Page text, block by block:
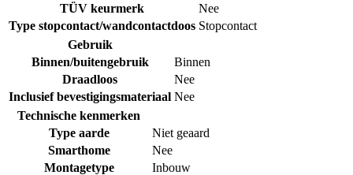
TÜV keurmerk
Nee
Type stopcontact/wandcontactdoos Stopcontact
Gebruik
Binnen/buitengebruik
Binnen
Draadloos
Nee
Inclusief bevestigingsmateriaal Nee
Technische kenmerken
Type aarde
Niet geaard
Smarthome
Nee
Montagetype
Inbouw